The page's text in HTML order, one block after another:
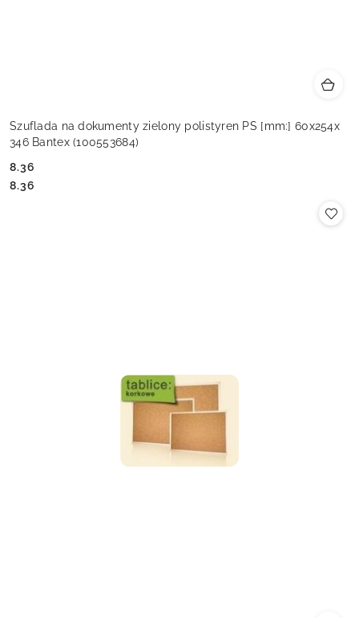
Szuflada na dokumenty zielony polistyren PS [mm:] 60x254x
346 Bantex (100553684)
Cena:
8.36
Cena:
8.36